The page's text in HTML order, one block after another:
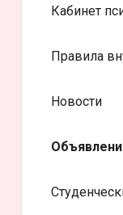
Кабинет
Правила
Новости